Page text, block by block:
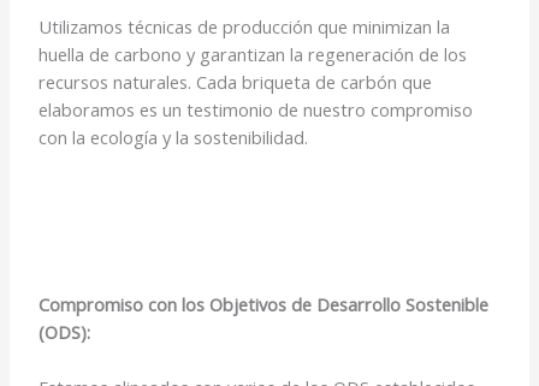
Utilizamos técnicas de producción que minimizan la
huella de carbono y garantizan la regeneración de los
recursos naturales. Cada briqueta de carbón que
elaboramos es un testimonio de nuestro compromiso
con la ecología y la sostenibilidad.
Compromiso con los Objetivos de Desarrollo Sostenible
(ODS):